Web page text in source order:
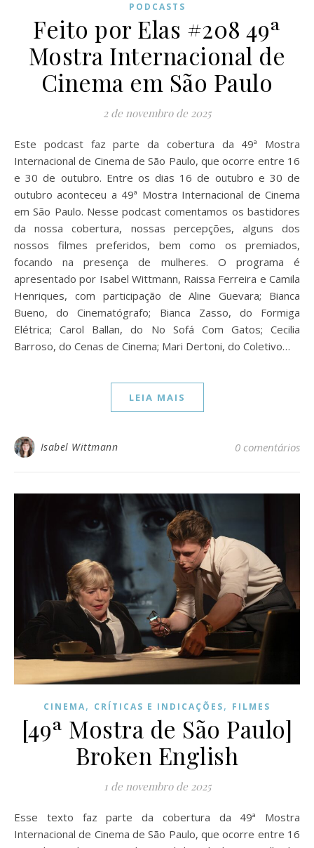
PODCASTS
Feito por Elas #208 49ª
Mostra Internacional de
Cinema em São Paulo
2 de novembro de 2025
Este podcast faz parte da cobertura da 49ª Mostra
Internacional de Cinema de São Paulo, que ocorre entre 16
e 30 de outubro. Entre os dias 16 de outubro e 30 de
outubro aconteceu a 49ª Mostra Internacional de Cinema
em São Paulo. Nesse podcast comentamos os bastidores
da nossa cobertura, nossas percepções, alguns dos
nossos filmes preferidos, bem como os premiados,
focando na presença de mulheres. O programa é
apresentado por Isabel Wittmann, Raissa Ferreira e Camila
Henriques, com participação de Aline Guevara; Bianca
Bueno, do Cinematógrafo; Bianca Zasso, do Formiga
Elétrica; Carol Ballan, do No Sofá Com Gatos; Cecilia
Barroso, do Cenas de Cinema; Mari Dertoni, do Coletivo…
LEIA MAIS
Isabel Wittmann 0 comentários
CINEMA, CRÍTICAS E INDICAÇÕES, FILMES
[49ª Mostra de São Paulo]
Broken English
1 de novembro de 2025
Esse texto faz parte da cobertura da 49ª Mostra
Internacional de Cinema de São Paulo, que ocorre entre 16